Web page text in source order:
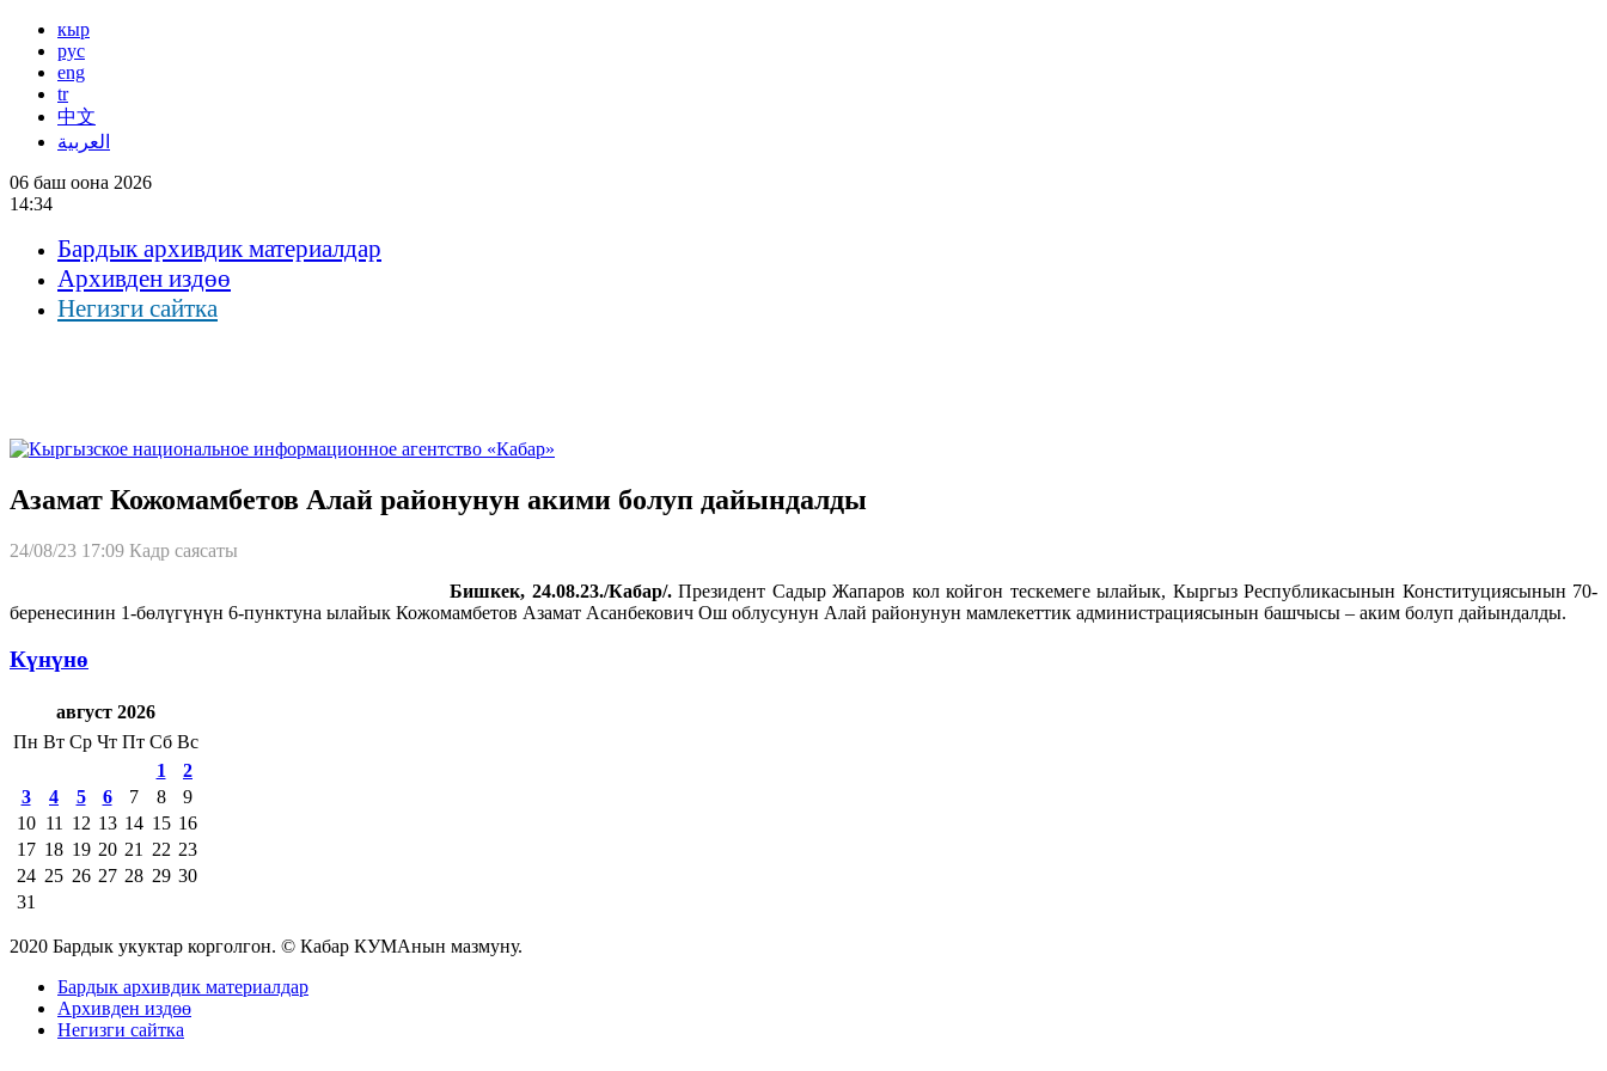
кыр
рус
eng
tr
中文
العربية
06 баш оона 2026
14:34
Бардык архивдик материалдар
Архивден издөө
Негизги сайтка
Азамат Кожомамбетов Алай районунун акими болуп дайындалды
24/08/23 17:09 Кадр саясаты
Бишкек, 24.08.23./Кабар/.Президент Садыр Жапаров кол койгон тескемеге ылайык, Кыргыз Республикасынын Конституциясынын 70-
беренесинин 1-бөлүгүнүн 6-пунктуна ылайык Кожомамбетов Азамат Асанбекович Ош облусунун Алай районунун мамлекеттик администрациясынын башчысы – аким болуп дайындалды.
Күнүнө
август 2026
Пн Вт Ср Чт Пт Сб Вс
1
2
3
4 5 6 7 8
9
10 11 12 13 14 15 16
17 18 19 20 21 22 23
24 25 26 27 28 29 30
31
2020 Бардык укуктар корголгон. © Кабар КУМАнын мазмуну.
Бардык архивдик материалдар
Архивден издөө
Негизги сайтка